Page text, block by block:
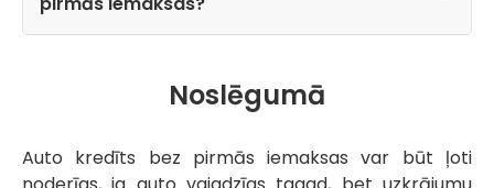
Noslēgumā
Auto kredīts bez pirmās iemaksas var būt ļoti